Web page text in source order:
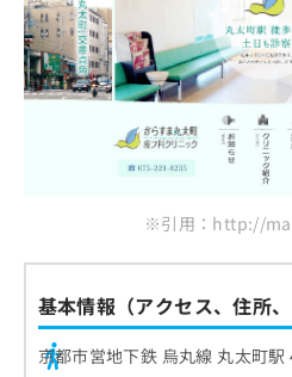
※引用：http://
基本情報（アクセス、住所、
京都市営地下鉄 烏丸線 丸太町駅